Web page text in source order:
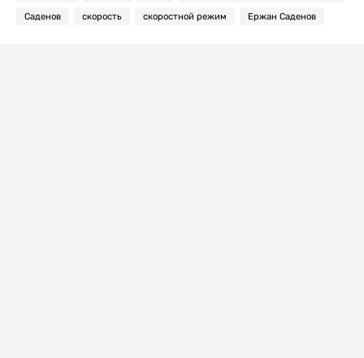
Саденов скорость скоростной режим Ержан Саденов